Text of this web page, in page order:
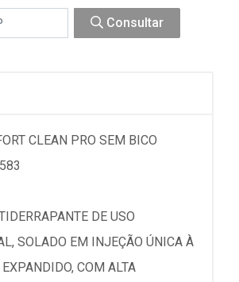
Consultar
CLEAN PRO SEM BICO
DE USO
SOLADO EM INJEÇÃO ÚNICA À
COM ALTA